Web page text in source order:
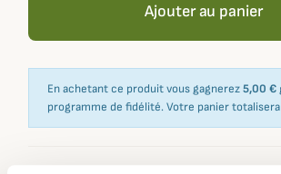
Ajouter au panier
En achetant ce produit vous gagnerez5,00 €
programme de fidélité. Votre panier totalisera